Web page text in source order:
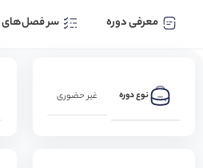
معرفی دوره سر فصل‌های
نوع دوره غیر حضوری